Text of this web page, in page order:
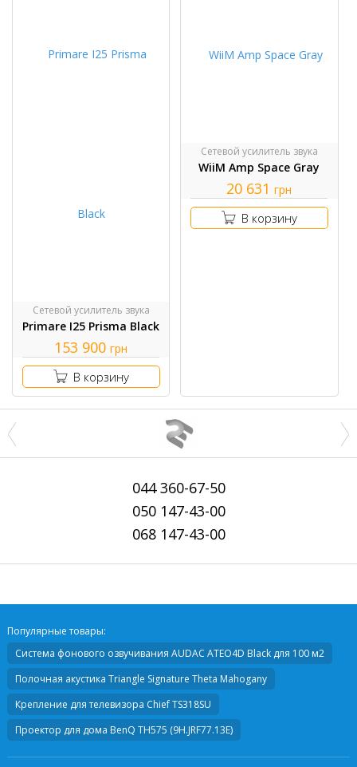
Сетевой усилитель звука
Primare I25 Prisma Black
153 900 грн
В корзину
Сетевой усилитель звука
WiiM Amp Space Gray
20 631 грн
В корзину
044360-67-50
050147-43-00
068147-43-00
Популярные товары:
Система фонового озвучивания AUDAC ATEO4D Black для 100 м2
Полочная акустика Triangle Signature Theta Mahogany
Крепление для телевизора Chief TS318SU
Проектор для дома BenQ TH575 (9H.JRF77.13E)